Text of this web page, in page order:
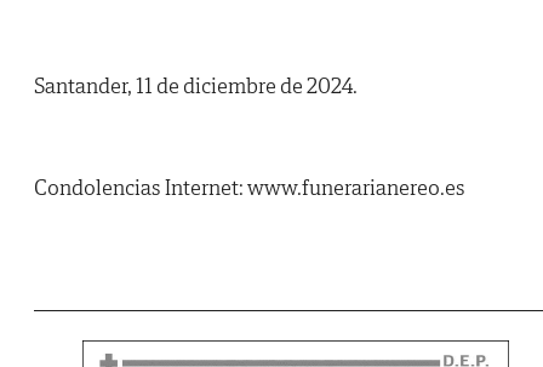
Santander, 11 de diciembre de 2024.
Condolencias Internet: www.funerarianereo.es